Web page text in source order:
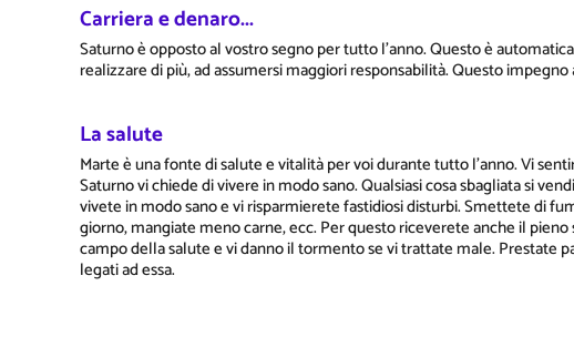
Carriera e denaro...
Saturno è opposto al vostro segno per tutto l'anno. Questo è
realizzare di più, ad assumersi maggiori responsabilità. Questo
La salute
Marte è una fonte di salute e vitalità per voi durante tutto l'anno. Vi
Saturno vi chiede di vivere in modo sano. Qualsiasi cosa sbagliata si
vivete in modo sano e vi risparmierete fastidiosi disturbi. Smettete di
giorno, mangiate meno carne, ecc. Per questo riceverete anche il
campo della salute e vi danno il tormento se vi trattate male. Prestate
legati ad essa.